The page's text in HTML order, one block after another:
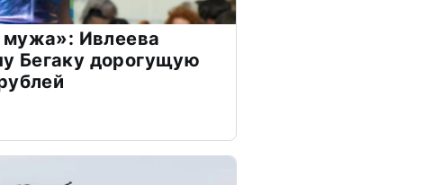
мужа»: Ивлеева
Бегаку дорогущую